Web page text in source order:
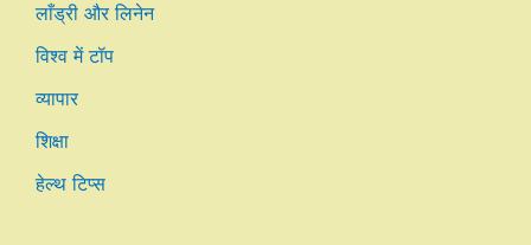
लाँड्री और लिनेन
विश्व में टॉप
व्यापार
शिक्षा
हेल्थ टिप्स